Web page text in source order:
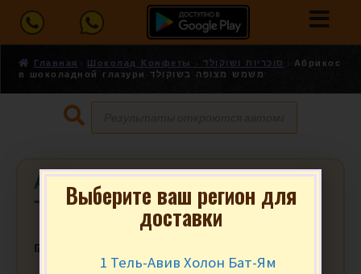
Главная Шоколад Конфеты - סוכריות ושוקולד
Абрикос
в шоколадной глазури משמש מצופה בשוקולד
Абрикос в шоколадной глазури
משמש מצופה בשוקולד
₪
Выберите ваш регион для
доставки
1 Тель-Авив Холон Бат-Ям